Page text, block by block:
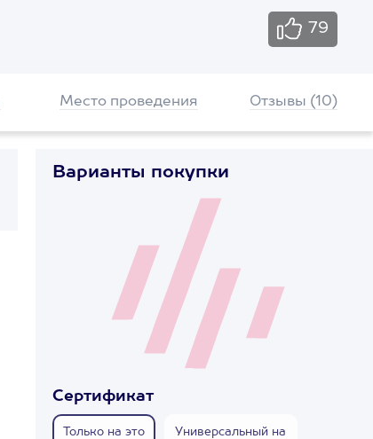
79
Место проведения Отзывы (10)
Варианты покупки
Сертификат
Только на это
Универсальный на